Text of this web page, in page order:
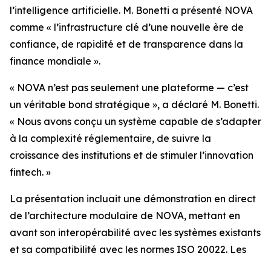
l’intelligence artificielle. M. Bonetti a présenté NOVA
comme « l’infrastructure clé d’une nouvelle ère de
confiance, de rapidité et de transparence dans la
finance mondiale ».
« NOVA n’est pas seulement une plateforme — c’est
un véritable bond stratégique », a déclaré M. Bonetti.
« Nous avons conçu un système capable de s’adapter
à la complexité réglementaire, de suivre la
croissance des institutions et de stimuler l’innovation
fintech. »
La présentation incluait une démonstration en direct
de l’architecture modulaire de NOVA, mettant en
avant son interopérabilité avec les systèmes existants
et sa compatibilité avec les normes ISO 20022. Les